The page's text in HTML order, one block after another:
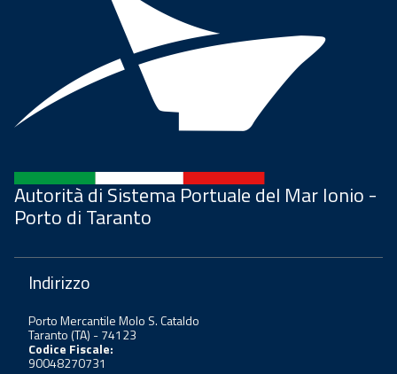
Autorità di Sistema Portuale del Mar Ionio -
Porto di Taranto
Indirizzo
Porto Mercantile Molo S. Cataldo
Taranto (TA) - 74123
Codice Fiscale:
90048270731